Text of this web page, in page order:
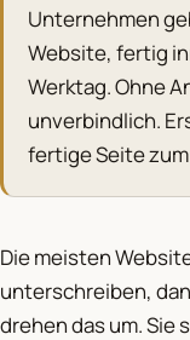
Unternehmen
Website, fertig
Werktag. Ohne
unverbindlich.
fertige Seite
Die meisten
unterschreiben,
drehen das um. Sie